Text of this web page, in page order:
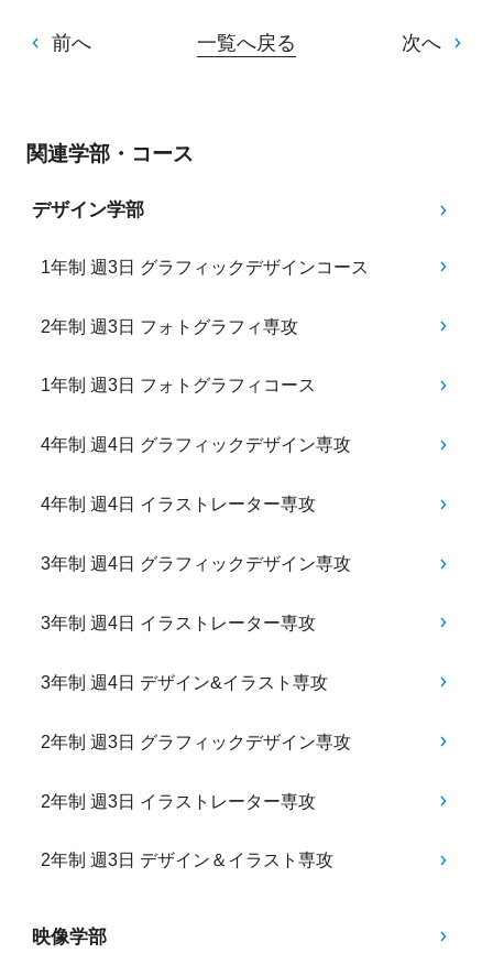
前へ 一覧へ戻る 次へ
関連学部・コース
デザイン学部
1年制 週3日 グラフィックデザインコース
2年制 週3日 フォトグラフィ専攻
1年制 週3日 フォトグラフィコース
4年制 週4日 グラフィックデザイン専攻
4年制 週4日 イラストレーター専攻
3年制 週4日 グラフィックデザイン専攻
3年制 週4日 イラストレーター専攻
3年制 週4日 デザイン&イラスト専攻
2年制 週3日 グラフィックデザイン専攻
2年制 週3日 イラストレーター専攻
2年制 週3日 デザイン＆イラスト専攻
映像学部